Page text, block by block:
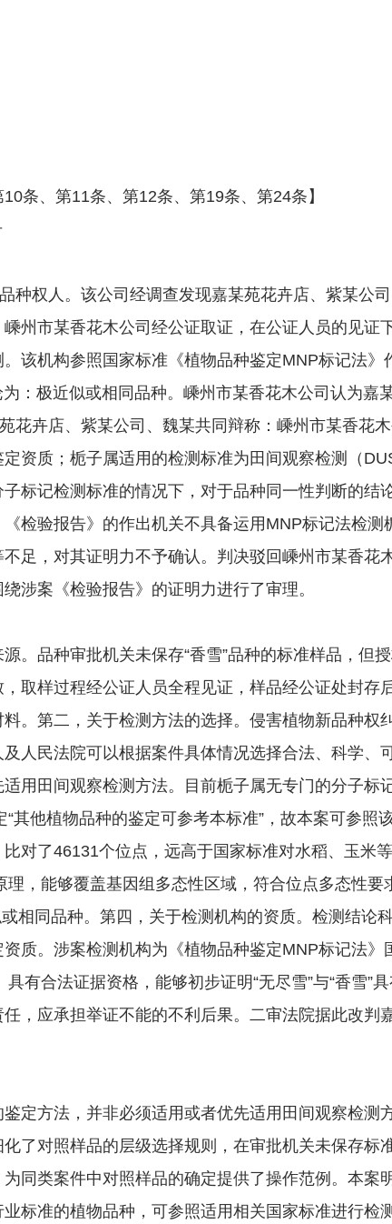
10条、第11条、第12条、第19条、第24条】
权人。该公司经调查发现嘉某苑花卉店、紫某公
州市某香花木公司经公证取证，在公证人员的见证
该机构参照国家标准《植物品种鉴定MNP标记法
：极近似或相同品种。嵊州市某香花木公司认为嘉
花卉店、紫某公司、魏某共同辩称：嵊州市某香花
资质；栀子属适用的检测标准为田间观察检测（
标记检测标准的情况下，对于品种同一性判断的结
检验报告》的作出机关不具备运用MNP标记法检
足，对其证明力不予确认。判决驳回嵊州市某香花
涉案《检验报告》的证明力进行了审理。
品种审批机关未保存“香雪”品种的标准样品，但授
取样过程经公证人员全程见证，样品经公证处封存
。第二，关于检测方法的选择。侵害植物新品种权
人民法院可以根据案件具体情况选择合法、科学、
用田间观察检测方法。目前栀子属无专门的分子标
其他植物品种的鉴定可参考本标准”，故本案可参照
对了46131个位点，远高于国家标准对水稻、玉米
，能够覆盖基因组多态性区域，符合位点多态性要
相同品种。第四，关于检测机构的资质。检测结论
质。涉案检测机构为《植物品种鉴定MNP标记法》
有合法证据资格，能够初步证明“无尽雪”与“香雪”
，应承担举证不能的不利后果。二审法院据此改判
方法，并非必须适用或者优先适用田间观察检测
了对照样品的层级选择规则，在审批机关未保存标
同类案件中对照样品的确定提供了操作范例。本案
标准的植物品种，可参照适用相关国家标准进行检